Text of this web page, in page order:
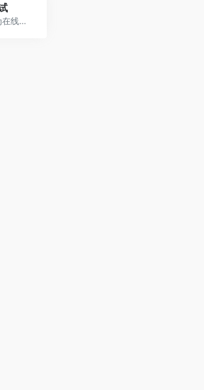
一款专为在线面试和笔试场景设计的 AI 助手，支持实时语音识别、图片识别、智能辅助回答、双设备互连等功能，全平台适用。不惧面试，助你轻松拿 Offer。